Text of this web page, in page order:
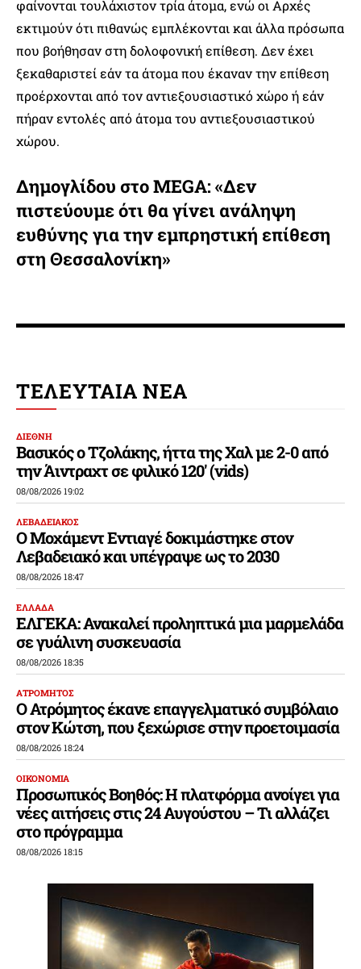
φαίνονται τουλάχιστον τρία άτομα, ενώ οι Αρχές
εκτιμούν ότι πιθανώς εμπλέκονται και άλλα πρόσωπα
που βοήθησαν στη δολοφονική επίθεση. Δεν έχει
ξεκαθαριστεί εάν τα άτομα που έκαναν την επίθεση
προέρχονται από τον αντιεξουσιαστικό χώρο ή εάν
πήραν εντολές από άτομα του αντιεξουσιαστικού
χώρου.
Δημογλίδου στο MEGA: «Δεν
πιστεύουμε ότι θα γίνει ανάληψη
ευθύνης για την εμπρηστική επίθεση
στη Θεσσαλονίκη»
ΤΕΛΕΥΤΑΙΑ ΝΕΑ
ΔΙΕΘΝΗ
Βασικός ο Τζολάκης, ήττα της Χαλ με 2-0 από
την Άιντραχτ σε φιλικό 120′ (vids)
08/08/2026 19:02
ΛΕΒΑΔΕΙΑΚΟΣ
Ο Μοχάμεντ Εντιαγέ δοκιμάστηκε στον
Λεβαδειακό και υπέγραψε ως το 2030
08/08/2026 18:47
ΕΛΛΑΔΑ
ΕΛΓΕΚΑ: Ανακαλεί προληπτικά μια μαρμελάδα
σε γυάλινη συσκευασία
08/08/2026 18:35
ΑΤΡΟΜΗΤΟΣ
Ο Ατρόμητος έκανε επαγγελματικό συμβόλαιο
στον Κώτση, που ξεχώρισε στην προετοιμασία
08/08/2026 18:24
ΟΙΚΟΝΟΜΙΑ
Προσωπικός Βοηθός: Η πλατφόρμα ανοίγει για
νέες αιτήσεις στις 24 Αυγούστου – Τι αλλάζει
στο πρόγραμμα
08/08/2026 18:15